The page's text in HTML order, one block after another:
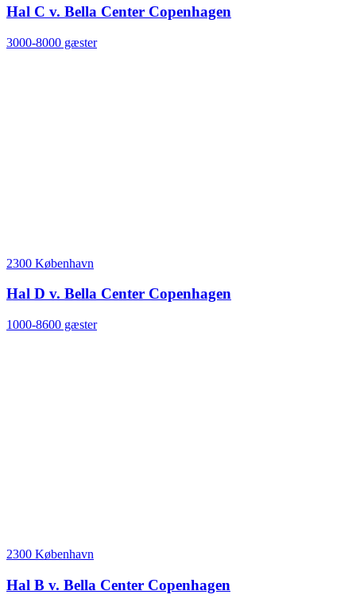
Hal C v. Bella Center Copenhagen
3000-8000 gæster
2300 København
Hal D v. Bella Center Copenhagen
1000-8600 gæster
2300 København
Hal B v. Bella Center Copenhagen